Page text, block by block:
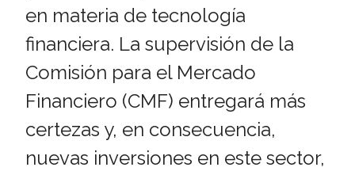
en materia de tecnología
financiera. La supervisión de la
Comisión para el Mercado
Financiero (CMF) entregará más
certezas y, en consecuencia,
nuevas inversiones en este sector,